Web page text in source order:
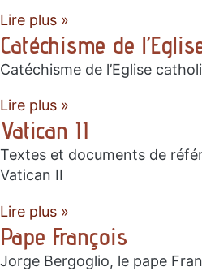
Lire plus »
Catéchisme de
Catéchisme de l’Eglise
Lire plus »
Vatican II
Textes et documents de
Vatican II
Lire plus »
Pape François
Jorge Bergoglio, le pape